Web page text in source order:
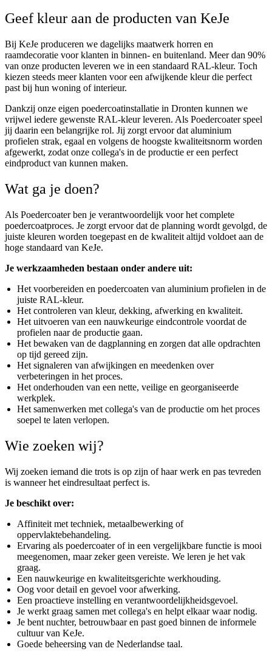
Geef kleur aan de producten van KeJe
Bij KeJe produceren we dagelijks maatwerk horren en
raamdecoratie voor klanten in binnen- en buitenland. Meer dan 90%
van onze producten leveren we in een standaard RAL-kleur. Toch
kiezen steeds meer klanten voor een afwijkende kleur die perfect
past bij hun woning of interieur.
Dankzij onze eigen poedercoatinstallatie in Dronten kunnen we
vrijwel iedere gewenste RAL-kleur leveren. Als Poedercoaterspeel
jij daarin een belangrijke rol. Jij zorgt ervoor dat aluminium
profielen strak, egaal en volgens de hoogste kwaliteitsnorm worden
afgewerkt, zodat onze collega's in de productie er een perfect
eindproduct van kunnen maken.
Wat ga je doen?
Als Poedercoater ben je verantwoordelijk voor het complete
poedercoatproces. Je zorgt ervoor dat de planning wordt gevolgd, de
juiste kleuren worden toegepast en de kwaliteit altijd voldoet aan de
hoge standaard van KeJe.
Je werkzaamheden bestaan onder andere uit:
Het voorbereiden en poedercoaten van aluminium profielen in de
juiste RAL-kleur.
Het controleren van kleur, dekking, afwerking en kwaliteit.
Het uitvoeren van een nauwkeurige eindcontrole voordat de
profielen naar de productie gaan.
Het bewaken van de dagplanning en zorgen dat alle opdrachten
op tijd gereed zijn.
Het signaleren van afwijkingen en meedenken over
verbeteringen in het proces.
Het onderhouden van een nette, veilige en georganiseerde
werkplek.
Het samenwerken met collega's van de productie om het proces
soepel te laten verlopen.
Wie zoeken wij?
Wij zoeken iemand die trots is op zijn of haar werk en pas tevreden
is wanneer het eindresultaat perfect is.
Je beschikt over:
Affiniteit met techniek, metaalbewerking of
oppervlaktebehandeling.
Ervaring als poedercoater of in een vergelijkbare functie is mooi
meegenomen, maar zeker geen vereiste. We leren je het vak
graag.
Een nauwkeurige en kwaliteitsgerichte werkhouding.
Oog voor detail en gevoel voor afwerking.
Een proactieve instelling en verantwoordelijkheidsgevoel.
Je werkt graag samen met collega's en helpt elkaar waar nodig.
Je bent nuchter, betrouwbaar en past goed binnen de informele
cultuur van KeJe.
Goede beheersing van de Nederlandse taal.